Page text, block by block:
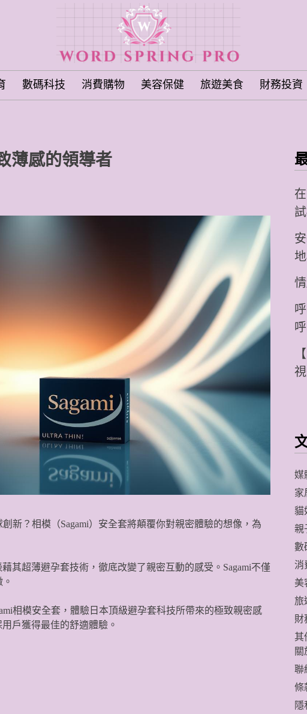
數碼科技 消費購物 美容保健 旅遊美食 財務投資
薄感的領導者
新？相模（Sagami）安全套將顛覆你對親密體驗的想像，為
其超薄避孕套技術，徹底改變了親密互動的感受。Sagami不僅
相模安全套，體驗日本頂級避孕套科技所帶來的極致親密感
戶獲得最佳的舒適體驗。
媒
家
貓
親
數
消
美
旅
財
其
關
聯
條
隱